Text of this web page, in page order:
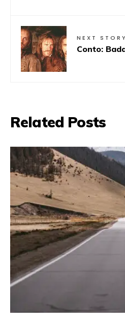
NEXT STORY
Conto:
Related Posts